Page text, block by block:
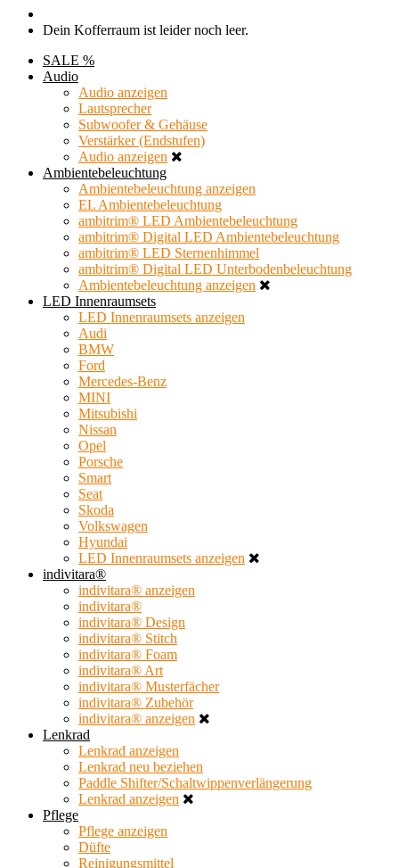
Dein Kofferraum ist leider noch leer.
SALE %
Audio
Audio anzeigen
Lautsprecher
Subwoofer & Gehäuse
Verstärker (Endstufen)
Audio anzeigen
Ambientebeleuchtung
Ambientebeleuchtung anzeigen
EL Ambientebeleuchtung
ambitrim® LED Ambientebeleuchtung
ambitrim® Digital LED Ambientebeleuchtung
ambitrim® LED Sternenhimmel
ambitrim® Digital LED Unterbodenbeleuchtung
Ambientebeleuchtung anzeigen
LED Innenraumsets
LED Innenraumsets anzeigen
Audi
BMW
Ford
Mercedes-Benz
MINI
Mitsubishi
Nissan
Opel
Porsche
Smart
Seat
Skoda
Volkswagen
Hyundai
LED Innenraumsets anzeigen
indivitara®
indivitara® anzeigen
indivitara®
indivitara® Design
indivitara® Stitch
indivitara® Foam
indivitara® Art
indivitara® Musterfächer
indivitara® Zubehör
indivitara® anzeigen
Lenkrad
Lenkrad anzeigen
Lenkrad neu beziehen
Paddle Shifter/Schaltwippenverlängerung
Lenkrad anzeigen
Pflege
Pflege anzeigen
Düfte
Reinigungsmittel